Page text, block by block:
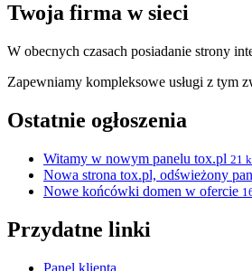
Twoja firma w sieci
W obecnych czasach posiadanie strony
Zapewniamy kompleksowe usługi z tym
Ostatnie ogłoszenia
Witamy w nowym panelu tox.pl 21
Nowa strona tox.pl, odświeżony
Nowe końcówki domen w ofercie
Przydatne linki
Panel klienta